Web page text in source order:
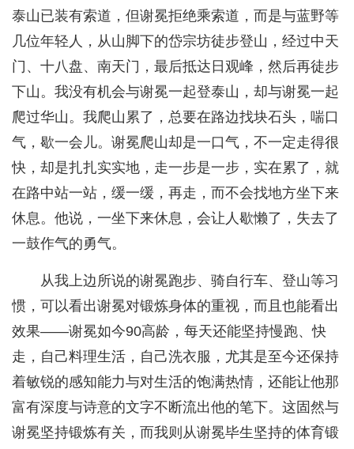
泰山已装有索道，但谢冕拒绝乘索道，而是与蓝野等
几位年轻人，从山脚下的岱宗坊徒步登山，经过中天
门、十八盘、南天门，最后抵达日观峰，然后再徒步
下山。我没有机会与谢冕一起登泰山，却与谢冕一起
爬过华山。我爬山累了，总要在路边找块石头，喘口
气，歇一会儿。谢冕爬山却是一口气，不一定走得很
快，却是扎扎实实地，走一步是一步，实在累了，就
在路中站一站，缓一缓，再走，而不会找地方坐下来
休息。他说，一坐下来休息，会让人歇懒了，失去了
一鼓作气的勇气。
从我上边所说的谢冕跑步、骑自行车、登山等习
惯，可以看出谢冕对锻炼身体的重视，而且也能看出
效果——谢冕如今90高龄，每天还能坚持慢跑、快
走，自己料理生活，自己洗衣服，尤其是至今还保持
着敏锐的感知能力与对生活的饱满热情，还能让他那
富有深度与诗意的文字不断流出他的笔下。这固然与
谢冕坚持锻炼有关，而我则从谢冕毕生坚持的体育锻